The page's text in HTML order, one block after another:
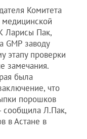
Комитета
Ларисы Пак,
GMP заводу
этапу проверки
замечания.
была
что
порошков
- сообщила Л.Пак,
в Астане в